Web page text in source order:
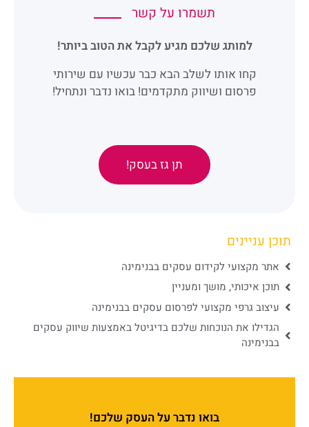
תשמרו על קשר
למותג שלכם מגיע לקבל את הטוב ביותר!
קחו אותו לשלב הבא כבר עכשיו עם שירותי
פרסום ושיווק מתקדמים! בואו נדבר ונתחיל!
תן גז בעסק!
תוכן עניינים
אתר מקצועי לקידום עסקים בבנימינה
תוכן איכותי, מושך ומעניין
עיצוב גרפי מקצועי לפרסום עסקים בבנימינה
הגדילו את הנוכחות שלכם בדיגיטל באמצעות שיווק עסקים
בבנימינה
בואו נדבר על העסק שלכם!